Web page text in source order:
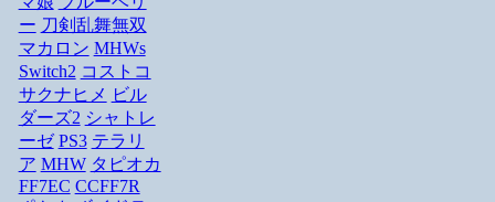
ー 刀剣乱舞無双
マカロン MHWs
Switch2 コストコ
サクナヒメ ビル
ダーズ2 シャトレ
ーゼ PS3 テラリ
ア MHW タピオカ
FF7EC CCFF7R